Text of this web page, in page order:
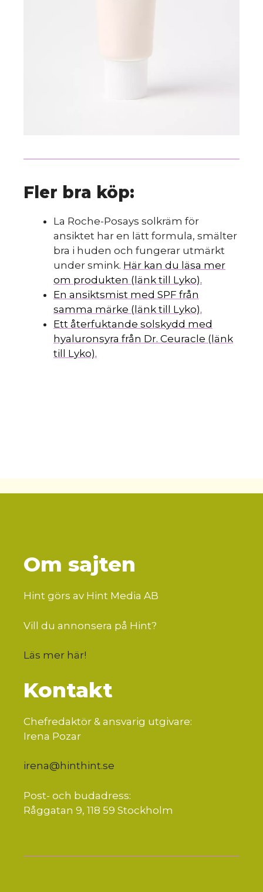
Fler bra köp:
La Roche-Posays solkräm för
ansiktet har en lätt formula, smälter
bra i huden och fungerar utmärkt
under smink. Här kan du läsa mer
om produkten (länk till Lyko).
En ansiktsmist med SPF från
samma märke (länk till Lyko).
Ett återfuktande solskydd med
hyaluronsyra från Dr. Ceuracle (länk
till Lyko).
Om sajten
Hint görs av Hint Media AB
Vill du annonsera på Hint?
Läs mer här!
Kontakt
Chefredaktör & ansvarig utgivare:
Irena Pozar
irena@hinthint.se
Post- och budadress:
Råggatan 9, 118 59 Stockholm